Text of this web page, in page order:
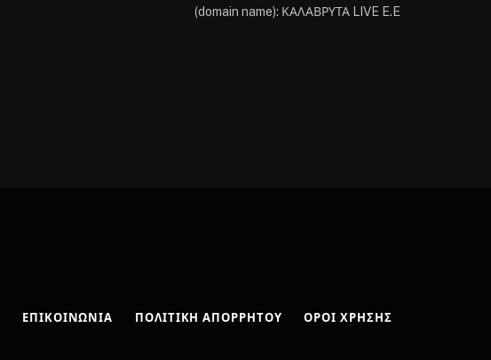
(domain name): ΚΑΛΑΒΡΥΤΑ LIVE E.E
ΕΠΙΚΟΙΝΩΝΊΑ ΠΟΛΙΤΙΚΉ ΑΠΟΡΡΉΤΟΥ
ΌΡΟΙ ΧΡΉΣΗΣ